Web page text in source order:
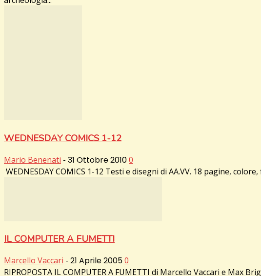
WEDNESDAY COMICS 1-12
Mario Benenati - 31 Ottobre 20100
WEDNESDAY COMICS 1-12 Testi e disegni di AA.VV. 18 pagine,
IL COMPUTER A FUMETTI
Marcello Vaccari - 21 Aprile 20050
RIPROPOSTA IL COMPUTER A FUMETTI di Marcello Vaccari e Max